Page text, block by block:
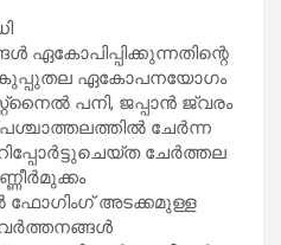
ഏകോപിപ്പിക്കുന്നതിന്റെ
വകുപ്പുതല ഏകോപനയോഗം
പനി, ജപ്പാൻ ജ്വരം
പശ്ചാത്തലത്തിൽ ചേർന്ന
ചേർത്തല
അടക്കമുള്ള